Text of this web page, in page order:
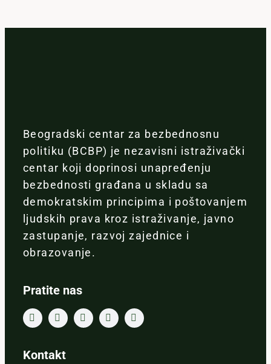
Beogradski centar za bezbednosnu
politiku (BCBP) je nezavisni istraživački
centar koji doprinosi unapređenju
bezbednosti građana u skladu sa
demokratskim principima i poštovanjem
ljudskih prava kroz istraživanje, javno
zastupanje, razvoj zajednice i
obrazovanje.
Pratite nas
Kontakt